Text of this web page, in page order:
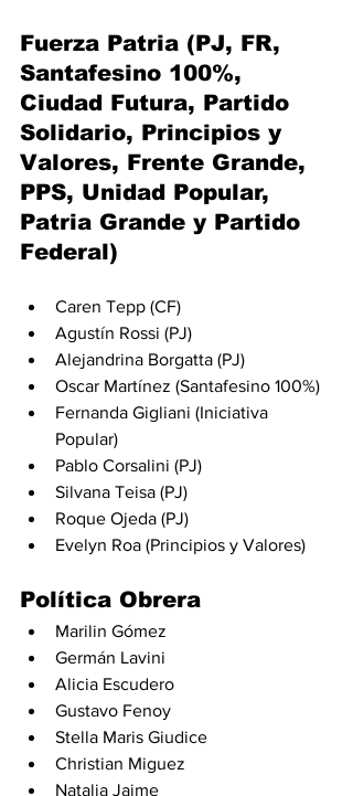
Fuerza Patria (PJ, FR,
Santafesino 100%,
Ciudad Futura, Partido
Solidario, Principios y
Valores, Frente Grande,
PPS, Unidad Popular,
Patria Grande y Partido
Federal)
Caren Tepp (CF)
Agustín Rossi (PJ)
Alejandrina Borgatta (PJ)
Oscar Martínez (Santafesino 100%)
Fernanda Gigliani (Iniciativa
Popular)
Pablo Corsalini (PJ)
Silvana Teisa (PJ)
Roque Ojeda (PJ)
Evelyn Roa (Principios y Valores)
Política Obrera
Marilin Gómez
Germán Lavini
Alicia Escudero
Gustavo Fenoy
Stella Maris Giudice
Christian Miguez
Natalia Jaime